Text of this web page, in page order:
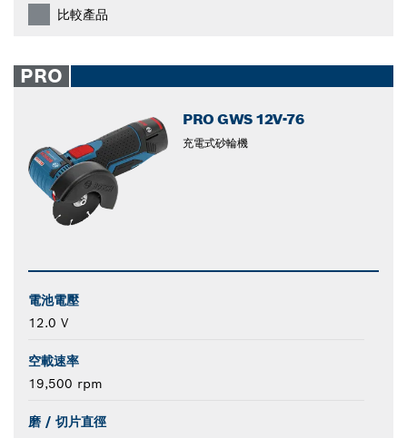
比較產品
PRO
PRO GWS 12V-76
充電式砂輪機
電池電壓
12.0 V
空載速率
19,500 rpm
磨 / 切片直徑